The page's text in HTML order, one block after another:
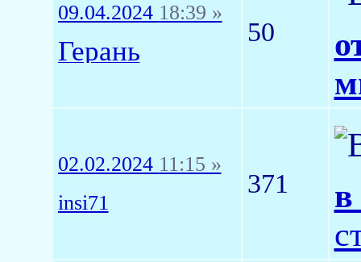
09.04.2024 18:39 »
Герань
50
02.02.2024 11:15 »
insi71
371
в